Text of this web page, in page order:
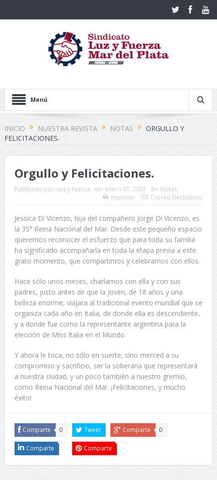
Menú
INICIO NUESTRA REVISTA NOTAS
ORGULLO Y
FELICITACIONES.
Orgullo y Felicitaciones.
Publicado por: Luz y Fuerza on: enero 01, 2007 En: Notas
Imprimir
Correo Electrónico
Jessica Di Vicenzo, hija del compañero Jorge Di Vicenzo, es
la 35° Reina Nacional del Mar. Desde este pequeño espacio
queremos reconocer el esfuerzo que para toda su familia
ha significado acompañarla en toda la etapa previa a este
grato momento, que compartimos y celebramos con ellos.
Hace sólo unos meses, charlamos con ella y con sus
padres, justo antes de que la joven, de 18 años y una
belleza enorme, viajara al tradicional evento mundial que se
organiza cada año en Italia, de donde ella es descendiente,
y a donde fue como la representante argentina para la
elección de Miss Italia en el Mundo.
Y ahora le toca, no sólo en suerte, sino merced a su
compromiso y sacrificio, ser la soberana que representará
a nuestra ciudad, y un poco también a nuestro gremio,
como Reina Nacional del Mar. ¡Felicitaciones, y mucho
éxito!
Comparte 0 Tweet Comparte 0
Comparte Comparte